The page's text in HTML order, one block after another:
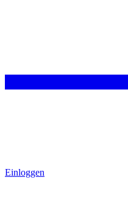
Einloggen